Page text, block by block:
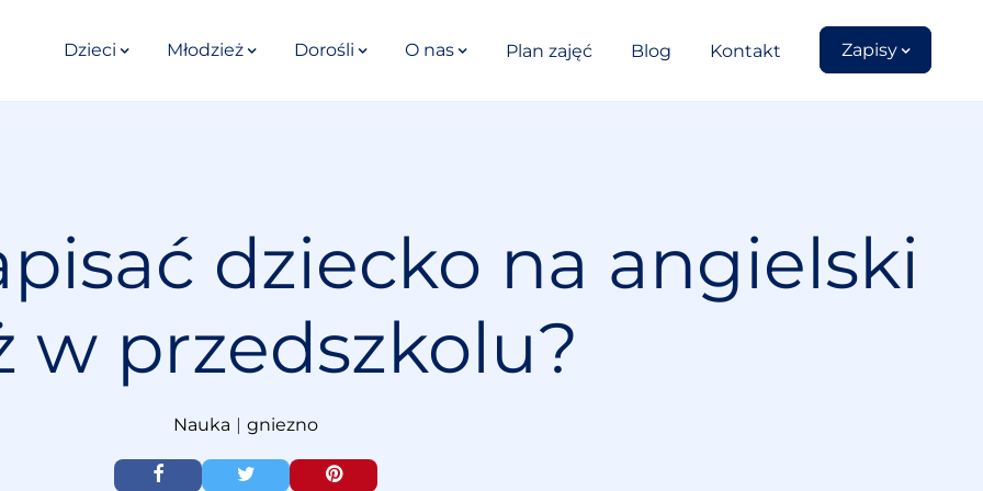
Dzieci Młodzież Dorośli O nas Plan zajęć Blog Kontakt Zapisy
dziecko na angielski
w przedszkolu?
Nauka | gniezno